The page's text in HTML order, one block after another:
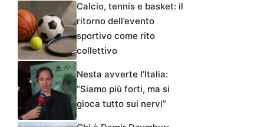
Calcio, tennis e basket: il
ritorno dell’evento
sportivo come rito
collettivo
Nesta avverte l’Italia:
“Siamo più forti, ma si
gioca tutto sui nervi”